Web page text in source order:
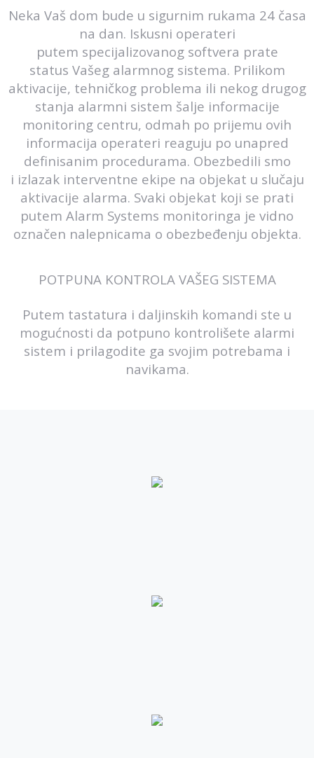
Neka Vaš dom bude u sigurnim rukama 24 časa
na dan. Iskusni operateri
putem specijalizovanog softvera prate
status Vašeg alarmnog sistema. Prilikom
aktivacije, tehničkog problema ili nekog drugog
stanja alarmni sistem šalje informacije
monitoring centru, odmah po prijemu ovih
informacija operateri reaguju po unapred
definisanim procedurama. Obezbedili smo
i izlazak interventne ekipe na objekat u slučaju
aktivacije alarma. Svaki objekat koji se prati
putem Alarm Systems monitoringa je vidno
označen nalepnicama o obezbeđenju objekta.
POTPUNA KONTROLA VAŠEG SISTEMA
Putem tastatura i daljinskih komandi ste u
mogućnosti da potpuno kontrolišete alarmi
sistem i prilagodite ga svojim potrebama i
navikama.